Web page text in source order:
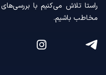
راستا تلاش می‌کنیم با
مخاطب باشیم.